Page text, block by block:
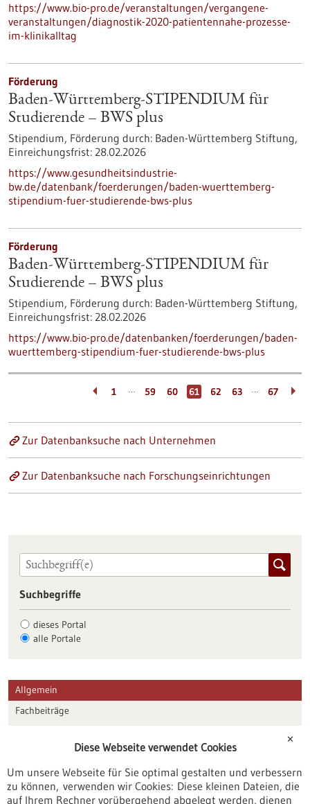
https://www.bio-pro.de/veranstaltungen/vergangene-
veranstaltungen/diagnostik-2020-patientennahe-prozesse-
im-klinikalltag
Förderung
Baden-Württemberg-STIPENDIUM für
Studierende – BWS plus
Stipendium, Förderung durch: Baden-Württemberg Stiftung,
Einreichungsfrist: 28.02.2026
https://www.gesundheitsindustrie-
bw.de/datenbank/foerderungen/baden-wuerttemberg-
stipendium-fuer-studierende-bws-plus
Förderung
Baden-Württemberg-STIPENDIUM für
Studierende – BWS plus
Stipendium, Förderung durch: Baden-Württemberg Stiftung,
Einreichungsfrist: 28.02.2026
https://www.bio-pro.de/datenbanken/foerderungen/baden-
wuerttemberg-stipendium-fuer-studierende-bws-plus
1 … 59 60 61 62 63 … 67
Zur Datenbanksuche nach Unternehmen
Zur Datenbanksuche nach Forschungseinrichtungen
Suchbegriffe
dieses Portal
alle Portale
Allgemein
Fachbeiträge
Veranstaltungen
Erscheinungsdatum
✕
Diese Webseite verwendet Cookies
Um unsere Webseite für Sie optimal gestalten und verbessern
zu können, verwenden wir Cookies: Diese kleinen Dateien, die
auf Ihrem Rechner vorübergehend abgelegt werden, dienen